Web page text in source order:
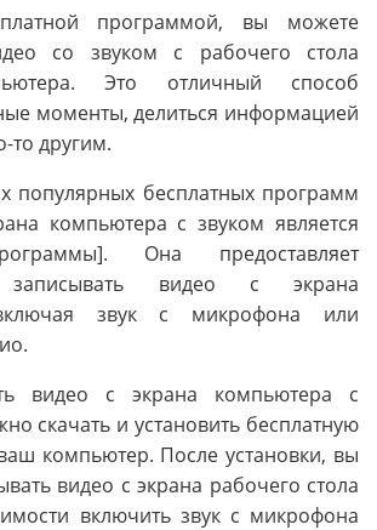
программой, вы можете
со звуком с рабочего стола
Это отличный способ
моменты, делиться информацией
то другим.
популярных бесплатных программ
компьютера с звуком является
Она предоставляет
записывать видео с экрана
звук с микрофона или
видео с экрана компьютера с
скачать и установить бесплатную
компьютер. После установки, вы
видео с экрана рабочего стола
включить звук с микрофона